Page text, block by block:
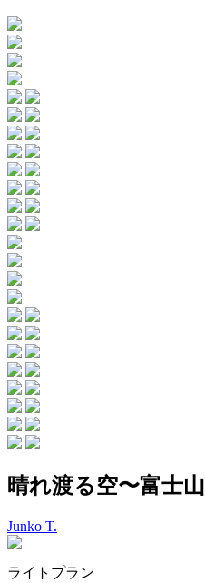
晴れ渡る空〜富士山
Junko T.
ライトプラン